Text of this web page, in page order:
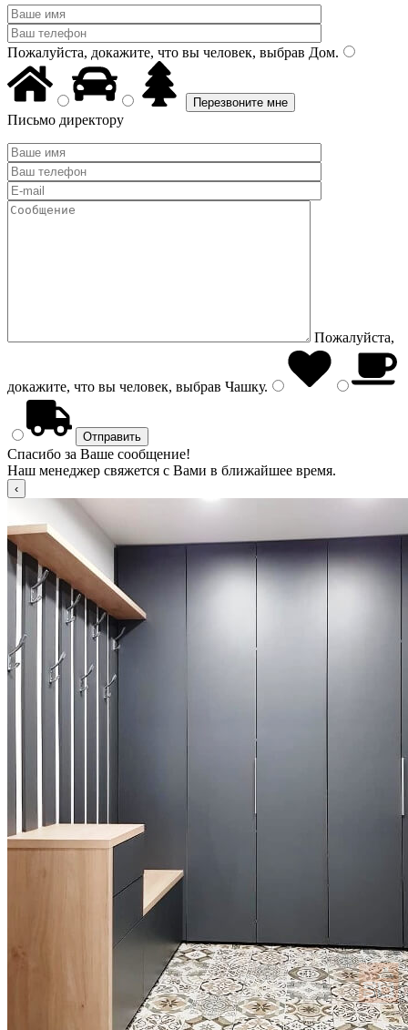
Пожалуйста, докажите, что вы человек, выбрав Дом.
Письмо директору
Пожалуйста,
докажите, что вы человек, выбрав Чашку.
Спасибо за Ваше сообщение!
Наш менеджер свяжется с Вами в ближайшее время.